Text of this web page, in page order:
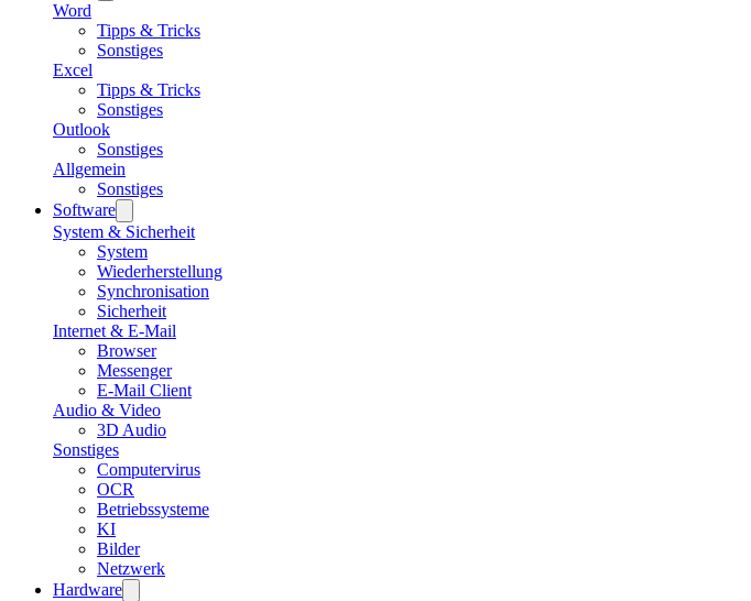
Word
Tipps & Tricks
Sonstiges
Excel
Tipps & Tricks
Sonstiges
Outlook
Sonstiges
Allgemein
Sonstiges
Software
System & Sicherheit
System
Wiederherstellung
Synchronisation
Sicherheit
Internet & E-Mail
Browser
Messenger
E-Mail Client
Audio & Video
3D Audio
Sonstiges
Computervirus
OCR
Betriebssysteme
KI
Bilder
Netzwerk
Hardware